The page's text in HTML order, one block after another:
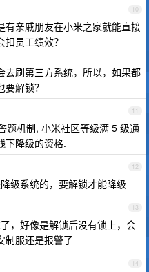
10
有亲戚朋友在小米之家就能直接
员工绩效？
去刷第三方系统，所以，如果都
解锁？
11
题机制, 小米社区等级满 5 级通
下降级的资格.
12
级系统的，要解锁才能降级
13
，好像是解锁后没有锁上，会
制服还是报警了
14